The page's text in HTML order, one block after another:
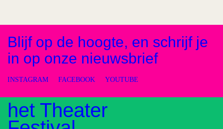
Blijf op de hoogte, en schrijf je
in op onze nieuwsbrief
INSTAGRAM FACEBOOK YOUTUBE
het Theater